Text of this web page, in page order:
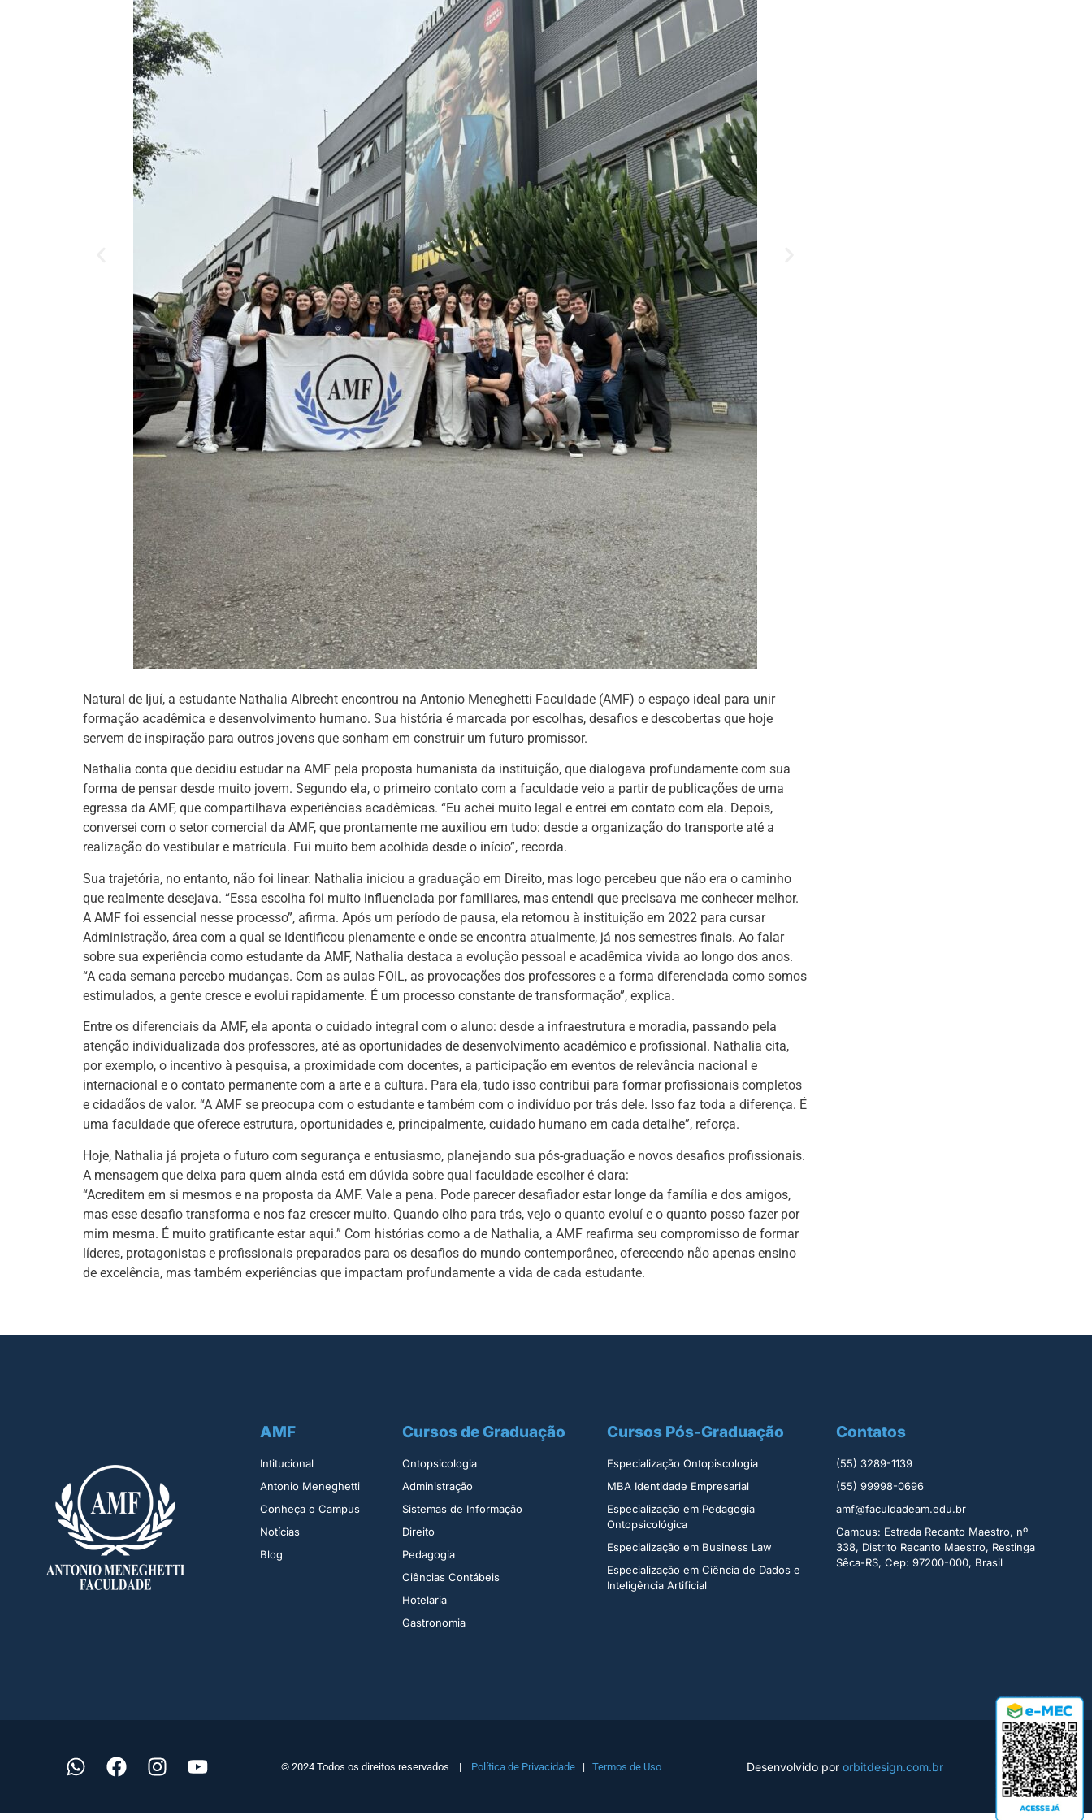
Natural de Ijuí, a estudante Nathalia Albrecht encontrou na Antonio Meneghetti Faculdade (AMF) o espaço ideal para unir
formação acadêmica e desenvolvimento humano. Sua história é marcada por escolhas, desafios e descobertas que hoje
servem de inspiração para outros jovens que sonham em construir um futuro promissor.
Nathalia conta que decidiu estudar na AMF pela proposta humanista da instituição, que dialogava profundamente com sua
forma de pensar desde muito jovem. Segundo ela, o primeiro contato com a faculdade veio a partir de publicações de uma
egressa da AMF, que compartilhava experiências acadêmicas. “Eu achei muito legal e entrei em contato com ela. Depois,
conversei com o setor comercial da AMF, que prontamente me auxiliou em tudo: desde a organização do transporte até a
realização do vestibular e matrícula. Fui muito bem acolhida desde o início”, recorda.
Sua trajetória, no entanto, não foi linear. Nathalia iniciou a graduação em Direito, mas logo percebeu que não era o caminho
que realmente desejava. “Essa escolha foi muito influenciada por familiares, mas entendi que precisava me conhecer melhor.
A AMF foi essencial nesse processo”, afirma. Após um período de pausa, ela retornou à instituição em 2022 para cursar
Administração, área com a qual se identificou plenamente e onde se encontra atualmente, já nos semestres finais. Ao falar
sobre sua experiência como estudante da AMF, Nathalia destaca a evolução pessoal e acadêmica vivida ao longo dos anos.
“A cada semana percebo mudanças. Com as aulas FOIL, as provocações dos professores e a forma diferenciada como somos
estimulados, a gente cresce e evolui rapidamente. É um processo constante de transformação”, explica.
Entre os diferenciais da AMF, ela aponta o cuidado integral com o aluno: desde a infraestrutura e moradia, passando pela
atenção individualizada dos professores, até as oportunidades de desenvolvimento acadêmico e profissional. Nathalia cita,
por exemplo, o incentivo à pesquisa, a proximidade com docentes, a participação em eventos de relevância nacional e
internacional e o contato permanente com a arte e a cultura. Para ela, tudo isso contribui para formar profissionais completos
e cidadãos de valor. “A AMF se preocupa com o estudante e também com o indivíduo por trás dele. Isso faz toda a diferença. É
uma faculdade que oferece estrutura, oportunidades e, principalmente, cuidado humano em cada detalhe”, reforça.
Hoje, Nathalia já projeta o futuro com segurança e entusiasmo, planejando sua pós-graduação e novos desafios profissionais.
A mensagem que deixa para quem ainda está em dúvida sobre qual faculdade escolher é clara:
“Acreditem em si mesmos e na proposta da AMF. Vale a pena. Pode parecer desafiador estar longe da família e dos amigos,
mas esse desafio transforma e nos faz crescer muito. Quando olho para trás, vejo o quanto evoluí e o quanto posso fazer por
mim mesma. É muito gratificante estar aqui.” Com histórias como a de Nathalia, a AMF reafirma seu compromisso de formar
líderes, protagonistas e profissionais preparados para os desafios do mundo contemporâneo, oferecendo não apenas ensino
de excelência, mas também experiências que impactam profundamente a vida de cada estudante.
AMF
Intitucional
Antonio Meneghetti
Conheça o Campus
Notícias
Blog
Cursos de Graduação
Ontopsicologia ​
Administração​
Sistemas de Informação​
Direito​
Pedagogia
Ciências Contábeis
Hotelaria
Gastronomia
Cursos Pós-Graduação
Especialização Ontopiscologia ​
MBA Identidade Empresarial​
Especialização em Pedagogia
Ontopsicológica​
Especialização em Business Law
Especialização em Ciência de Dados e
Inteligência Artificial
Contatos
(55) 3289-1139
(55) 99998-0696
amf@faculdadeam.edu.br
Campus: Estrada Recanto Maestro, nº
338, Distrito Recanto Maestro, Restinga
Sêca-RS, Cep: 97200-000, Brasil
© 2024 Todos os direitos reservados | Política de Privacidade | Termos de Uso Desenvolvido pororbitdesign.com.br